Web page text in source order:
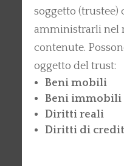
soggetto (trustee)
amministrarli nel
contenute.
oggetto del trust:
Beni mobili
Beni immobili
Diritti reali
Diritti di